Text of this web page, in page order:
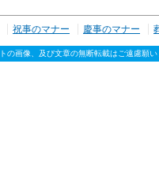
祝事のマナー 慶事のマナー
画像、及び文章の無断転載はご遠慮願い